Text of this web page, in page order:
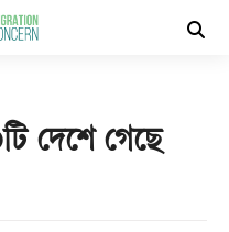
দেশে গেছে